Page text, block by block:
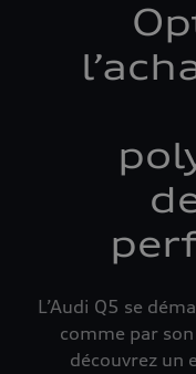
L’Audi Q5 se
comme par
découvrez un